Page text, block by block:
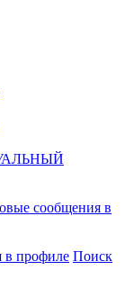
сообщения в
в профиле Поиск